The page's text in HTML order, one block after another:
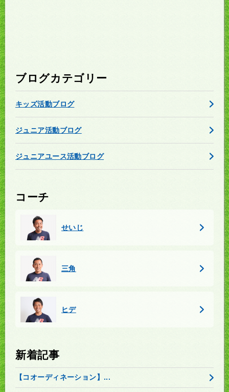
ブログカテゴリー
キッズ活動ブログ
ジュニア活動ブログ
ジュニアユース活動ブログ
コーチ
せいじ
三角
ヒデ
新着記事
【コオーディネーション】...